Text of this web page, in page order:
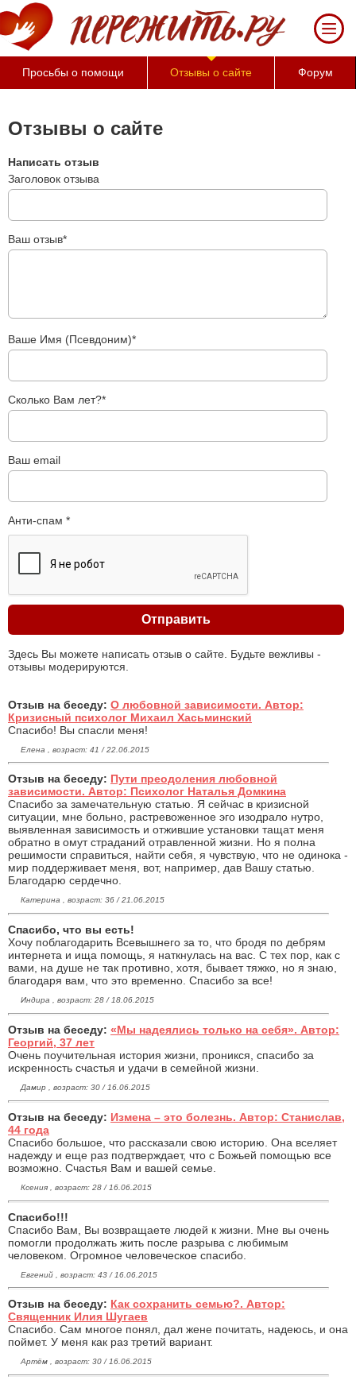
За 50 минут Вы можете
оценить тяжесть своего
состояния и его
психологические
причины (бесплатно)
Просьбы о помощи Отзывы о сайте Форум
Отзывы о сайте
Написать отзыв
Заголовок отзыва
Ваш отзыв*
Ваше Имя (Псевдоним)*
Сколько Вам лет?*
Ваш email
Анти-спам *
Здесь Вы можете написать отзыв о сайте. Будьте вежливы -
отзывы модерируются.
Отзыв на беседу: О любовной зависимости. Автор:
Кризисный психолог Михаил Хасьминский
Спасибо! Вы спасли меня!
Елена , возраст: 41 / 22.06.2015
Отзыв на беседу: Пути преодоления любовной
зависимости. Автор: Психолог Наталья Домкина
Спасибо за замечательную статью. Я сейчас в кризисной
ситуации, мне больно, растревоженное эго изодрало нутро,
выявленная зависимость и отжившие установки тащат меня
обратно в омут страданий отравленной жизни. Но я полна
решимости справиться, найти себя, я чувствую, что не одинока -
мир поддерживает меня, вот, например, дав Вашу статью.
Благодарю сердечно.
Катерина , возраст: 36 / 21.06.2015
Спасибо, что вы есть!
Хочу поблагодарить Всевышнего за то, что бродя по дебрям
интернета и ища помощь, я наткнулась на вас. С тех пор, как с
вами, на душе не так противно, хотя, бывает тяжко, но я знаю,
благодаря вам, что это временно. Спасибо за все!
Индира , возраст: 28 / 18.06.2015
Отзыв на беседу: «Мы надеялись только на себя». Автор:
Георгий, 37 лет
Очень поучительная история жизни, проникся, спасибо за
искренность счастья и удачи в семейной жизни.
Дамир , возраст: 30 / 16.06.2015
Отзыв на беседу: Измена – это болезнь. Автор: Станислав,
44 года
Спасибо большое, что рассказали свою историю. Она вселяет
надежду и еще раз подтверждает, что с Божьей помощью все
возможно. Счастья Вам и вашей семье.
Ксения , возраст: 28 / 16.06.2015
Спасибо!!!
Спасибо Вам, Вы возвращаете людей к жизни. Мне вы очень
помогли продолжать жить после разрыва с любимым
человеком. Огромное человеческое спасибо.
Евгений , возраст: 43 / 16.06.2015
Отзыв на беседу: Как сохранить семью?. Автор:
Священник Илия Шугаев
Спасибо. Сам многое понял, дал жене почитать, надеюсь, и она
поймет. У меня как раз третий вариант.
Артём , возраст: 30 / 16.06.2015